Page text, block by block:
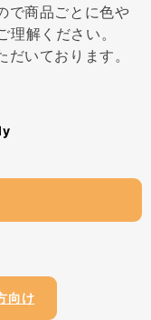
で商品ごとに色や
解ください。
いております。
向け